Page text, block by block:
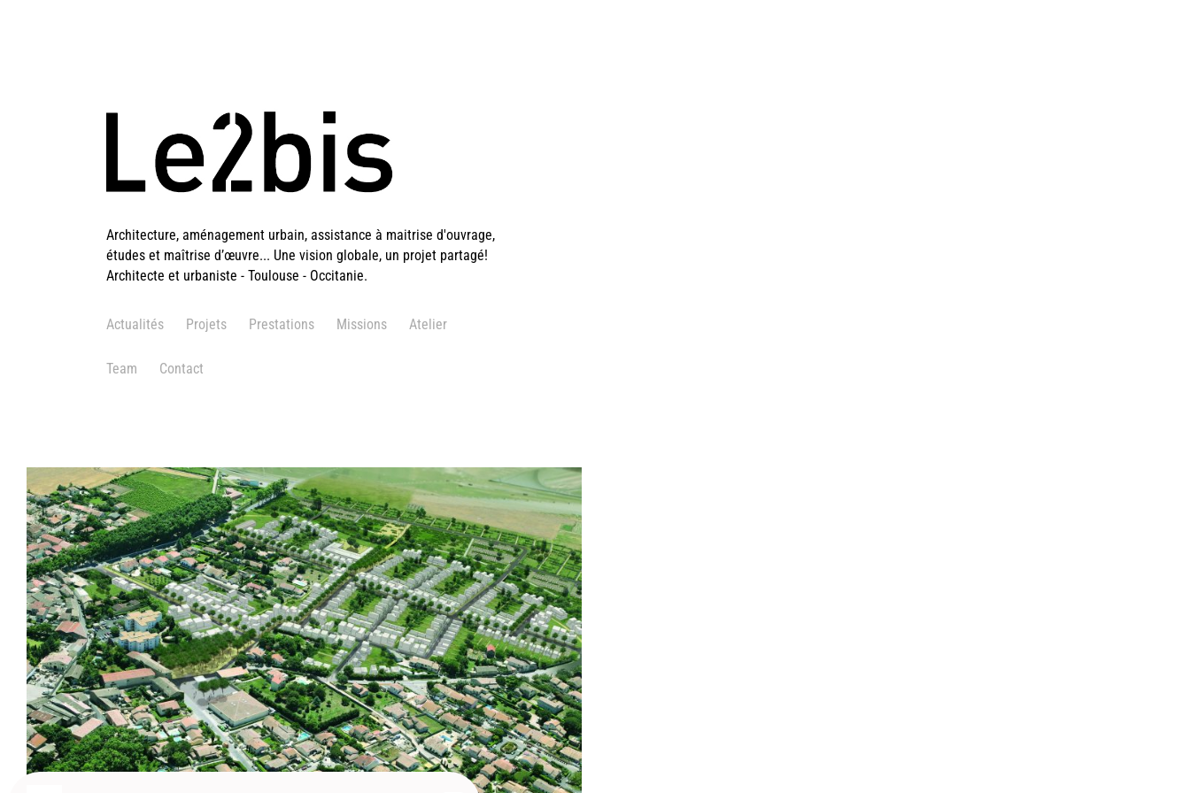
Architecture, aménagement urbain, assistance à maitrise d'ouvrage,
études et maîtrise d’œuvre... Une vision globale, un projet partagé!
Architecte et urbaniste - Toulouse - Occitanie.
Actualités Projets Prestations Missions Atelier
Team Contact
Marsillargues (34) – ZAC de la Laune
Zac de la Laune - Zone d'aménagement concerté- 2015 Programme: Concours
d'aménagement du quartier de la...
Urbanisme